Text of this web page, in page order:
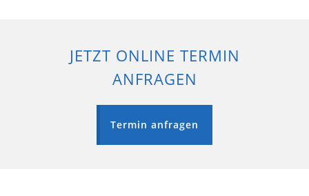
JETZT ONLINE TERMIN
ANFRAGEN
Termin anfragen